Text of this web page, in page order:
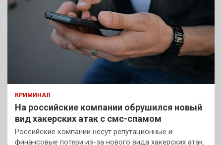
КРИМИНАЛ
На российские компании обрушился новый
вид хакерских атак с смс-спамом
Российские компании несут репутационные и
финансовые потери из-за нового вида хакерских атак.